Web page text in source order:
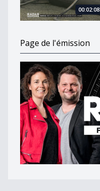
00:02:08
Page de l'émission